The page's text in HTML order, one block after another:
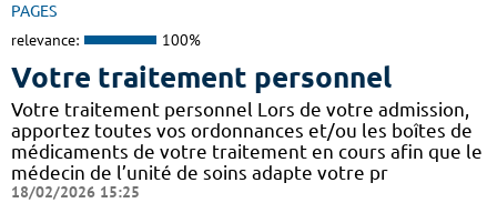
PAGES
relevance: 100%
Votre traitement personnel
Votre traitement personnel Lors de votre admission,
apportez toutes vos ordonnances et/ou les boîtes de
médicaments de votre traitement en cours afin que le
médecin de l’unité de soins adapte votre pr
18/02/2026 15:25